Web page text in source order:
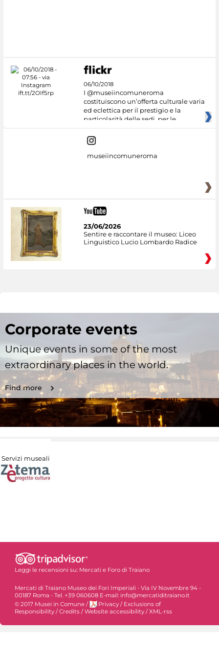
06/10/2018
I @museiincomuneroma
costituiscono un’offerta culturale varia
ed eclettica per il prestigio e la
particolarità delle sedi, per le
museiincomuneroma
23/06/2026
Sentire e raccontare il museo: Liceo
Linguistico Lucio Lombardo Radice
Corporate events
Unique events in some of the most
extraordinary places in the world.
Find more
Servizi museali
Leggi le recensioni su: Mercati e Foro di Traiano
Mercati di Traiano Museo dei Fori Imperiali - Via IV Novembre 94 -
00187 Roma - Tel. +39 060608 E-mail: info@mercatiditraiano.it
© 2017 Musei in Comune / Privacy / Exclusions of
Responsibility / Credits / Website accessibility / XML-rss